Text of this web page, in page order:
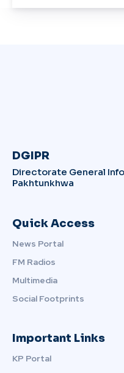
DGIPR
Directorate General
Pakhtunkhwa
Quick Access
News Portal
FM Radios
Multimedia
Social Footprints
Important Links
KP Portal